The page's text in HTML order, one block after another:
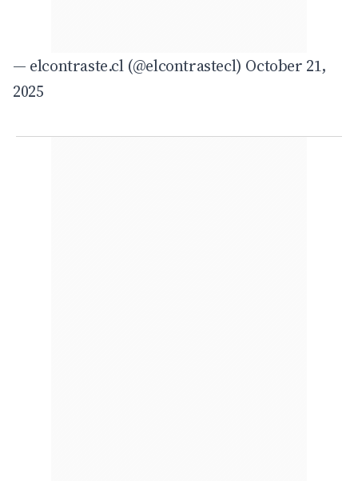
— elcontraste.cl (@elcontrastecl) October 21,
2025